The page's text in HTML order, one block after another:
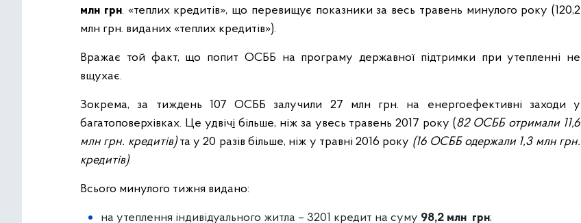
млн грн. «теплих кредитів», що перевищує показники за весь травень минулого року (120,2
млн грн. виданих «теплих кредитів»).
Вражає той факт, що попит ОСББ на програму державної підтримки при утепленні не
вщухає.
Зокрема, за тиждень 107 ОСББ залучили 27 млн грн. на енергоефективні заходи у
багатоповерхівках. Це удвічі більше, ніж за увесь травень 2017 року (82 ОСББ отримали 11,6
млн грн. кредитів)та у 20 разів більше, ніж у травні 2016 року (16 ОСББ одержали 1,3 млн грн.
кредитів).
Всього минулого тижня видано:
на утеплення індивідуального житла – 3201 кредит на суму 98,2 млн грн;